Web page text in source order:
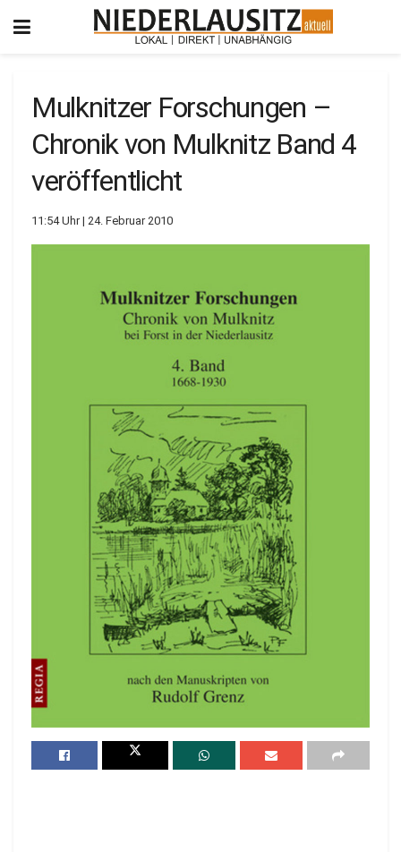
Mulknitzer Forschungen –
Chronik von Mulknitz Band 4
veröffentlicht
11:54 Uhr | 24. Februar 2010